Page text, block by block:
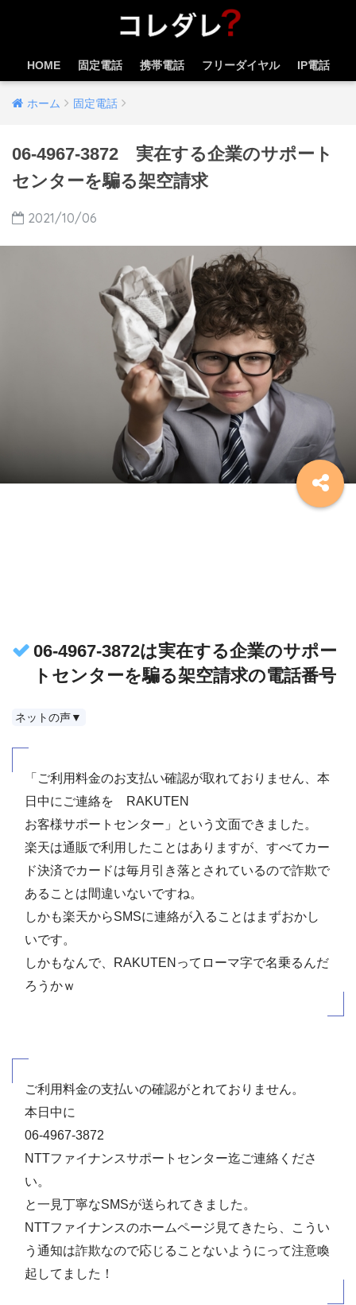
HOME 固定電話 携帯電話 フリーダイヤル IP電話
ホーム 固定電話
06-4967-3872 実在する企業のサポート
センターを騙る架空請求
2021/10/06
06-4967-3872は実在する企業のサポー
トセンターを騙る架空請求の電話番号
ネットの声▼
「ご利用料金のお支払い確認が取れておりません、本
日中にご連絡を RAKUTEN
お客様サポートセンター」という文面できました。
楽天は通販で利用したことはありますが、すべてカー
ド決済でカードは毎月引き落とされているので詐欺で
あることは間違いないですね。
しかも楽天からSMSに連絡が入ることはまずおかし
いです。
しかもなんで、RAKUTENってローマ字で名乗るんだ
ろうかｗ
ご利用料金の支払いの確認がとれておりません。
本日中に
06-4967-3872
NTTファイナンスサポートセンター迄ご連絡くださ
い。
と一見丁寧なSMSが送られてきました。
NTTファイナンスのホームページ見てきたら、こうい
う通知は詐欺なので応じることないようにって注意喚
起してました！